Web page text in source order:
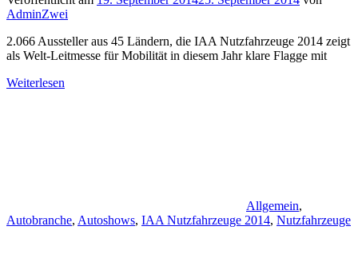
AdminZwei
2.066 Aussteller aus 45 Ländern, die IAA Nutzfahrzeuge 2014 zeigt
als Welt-Leitmesse für Mobilität in diesem Jahr klare Flagge mit
Weiterlesen
Allgemein,
Autobranche, Autoshows, IAA Nutzfahrzeuge 2014, Nutzfahrzeuge